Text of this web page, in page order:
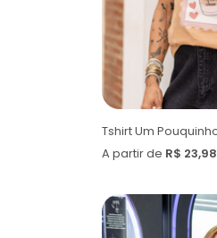
A partir de R$ 23,98